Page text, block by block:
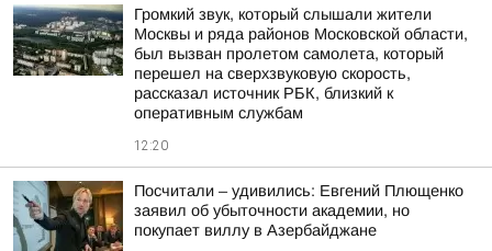
Громкий звук, который слышали жители
Москвы и ряда районов Московской области,
был вызван пролетом самолета, который
перешел на сверхзвуковую скорость,
рассказал источник РБК, близкий к
оперативным службам
12:20
Посчитали – удивились: Евгений Плющенко
заявил об убыточности академии, но
покупает виллу в Азербайджане